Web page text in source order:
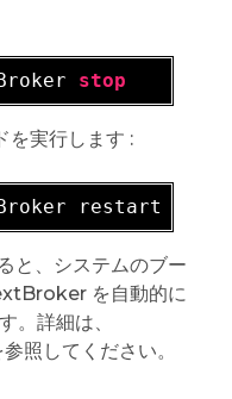
stop
を実行します :
と、システムのブー
を自動的に
。詳細は、
参照してください。